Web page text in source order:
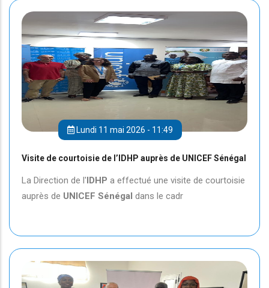
Lundi 11 mai 2026 - 11:49
Visite de courtoisie de l’IDHP auprès de UNICEF Sénégal
La Direction de l'IDHP a effectué une visite de courtoisie
auprès de UNICEF Sénégal dans le cadr